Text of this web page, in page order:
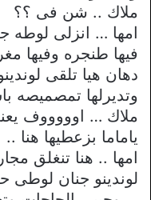
ملاك .. شن فى ؟؟
امها … انزلى لوطه
فيها طنجره وفيها
دهان هيا تلقى
وتديرلها تمصميصه
ملاك … اوووووف
ياماما بزعطيها هنا ..
امها .. هنا تنغلق
لوندينو جنان لوطى